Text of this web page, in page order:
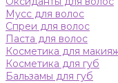
Мусс для волос
Спреи для волос
Паста для волос
Косметика для
Косметика для губ
Бальзамы для губ